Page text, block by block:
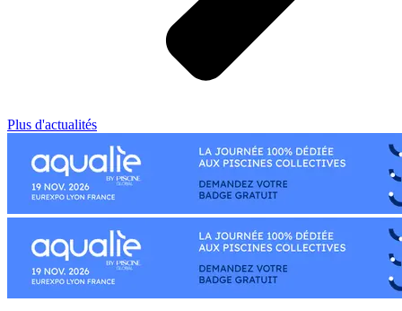
Plus d'actualités